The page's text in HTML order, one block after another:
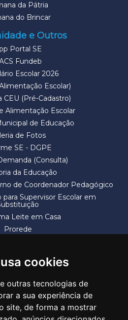
cookies
outras tecnologias de
a sua experiência de
site, de forma a mostrar
da Pátria
do Brincar
e Outros
Portal SE
Fundeb
Escolar 2026
Escolar)
CEU (Pré-Cadastro)
Alimentação Escolar
de Educação
de Fotos
SE - DGPE
(Consulta)
da Educação
de Coordenador Pedagógico
para Supervisor Escolar em
Leite em Casa
Prorede